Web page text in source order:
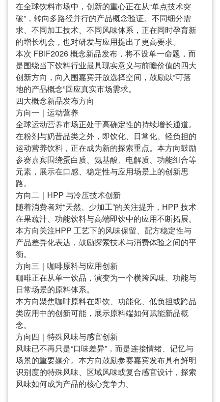
在全球饮料市场中，创新的重心正在从“单点技术突
破”，转向多路径并行的产品概念验证。不同细分需
求、不同加工技术、不同风味体系，正在同时孕育新
的增长机会，也对研发与应用提出了更高要求。
本次 FBIF2026 概念新品发布，将不设单一命题，而
是围绕当下饮料行业最具现实意义与前瞻价值的四大
创新方向，向入围嘉宾开放选择空间，鼓励以“可落
地的产品概念”回应真实市场需求。
四大概念新品发布方向
方向一｜运动营养
全球运动营养市场正处于高确定性的持续增长通道。
在粉剂与奶昔品类之外，即饮化、日常化、轻负担的
运动营养饮料，正在成为新的探索重点。本方向鼓励
参赛嘉宾围绕蛋白质、氨基酸、电解质、功能组合等
元素，展示在口感、稳定性与应用场景上的创新思
路。
方向二｜HPP 与冷压技术创新
随着消费者对“天然、少加工”的关注提升，HPP 技术
在果蔬汁、功能饮料与高端即饮中的应用不断拓展。
本方向关注HPP 工艺下的风味保留、配方稳定性与
产品差异化表达，鼓励探索技术与消费体验之间的平
衡。
方向三｜咖啡原料与应用创新
咖啡正在从单一饮品，演变为一个横跨风味、功能与
日常场景的原料体系。
本方向聚焦咖啡原料在即饮、功能化、低负担或跨品
类应用中的创新可能，展示原料端如何赋能新品概
念。
方向四｜特殊风味与感官创新
风味已不再只是“口味差异”，而是连接情绪、记忆与
场景的重要媒介。本方向鼓励参赛嘉宾发布具有鲜明
识别度的特殊风味、区域风味或复合感官设计，探索
风味如何成为产品的核心竞争力。